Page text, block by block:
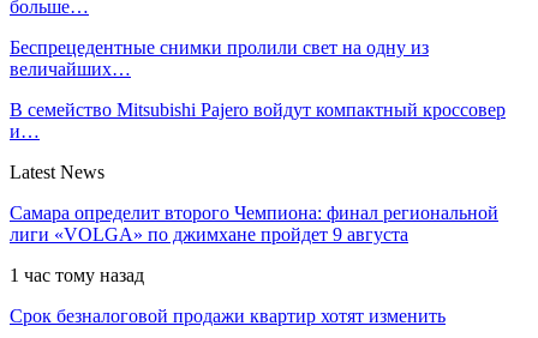
больше…
Беспрецедентные снимки пролили свет на одну из
величайших…
В семейство Mitsubishi Pajero войдут компактный кроссовер
и…
Latest News
Самара определит второго Чемпиона: финал региональной
лиги «VOLGA» по джимхане пройдет 9 августа
1 час тому назад
Срок безналоговой продажи квартир хотят изменить